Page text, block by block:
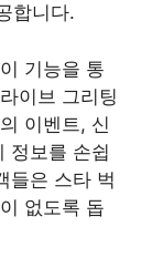
합니다.
기능을 통
이브 그리팅
이벤트, 신
정보를 손쉽
들은 스타 벅
없도록 돕